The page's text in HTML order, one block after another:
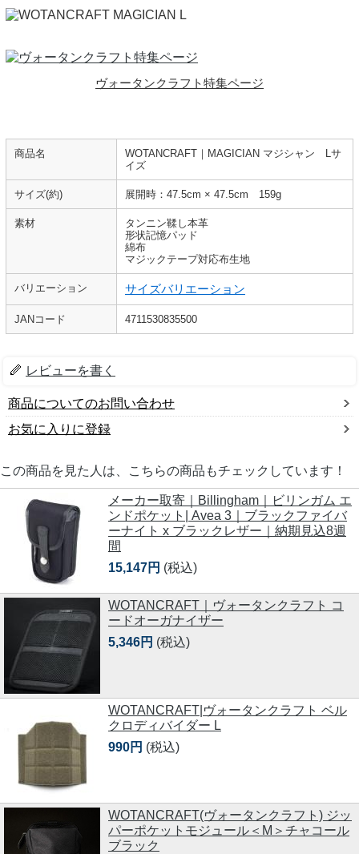
ヴォータンクラフト特集ページ
商品名
WOTANCRAFT｜MAGICIAN マジシャン Lサ
イズ
サイズ(約) 展開時：47.5cm × 47.5cm 159g
素材
タンニン鞣し本革
形状記憶パッド
綿布
マジックテープ対応布生地
バリエーション サイズバリエーション
JANコード 4711530835500
レビューを書く
商品についてのお問い合わせ
お気に入りに登録
この商品を見た人は、こちらの商品もチェックしています！
メーカー取寄｜Billingham｜ビリンガム エ
ンドポケット| Avea 3｜ブラックファイバ
ーナイト x ブラックレザー｜納期見込8週
間
15,147円 (税込)
WOTANCRAFT｜ヴォータンクラフト コ
ードオーガナイザー
5,346円 (税込)
WOTANCRAFT|ヴォータンクラフト ベル
クロディバイダー L
990円 (税込)
WOTANCRAFT(ヴォータンクラフト) ジッ
パーポケットモジュール＜M＞チャコール
ブラック